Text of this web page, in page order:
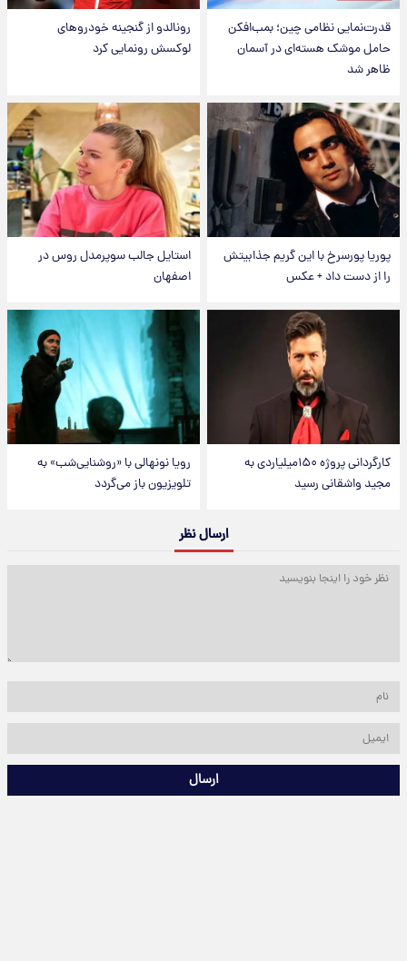
قدرت‌نمایی نظامی چین؛ بمب‌افکن
حامل موشک هسته‌ای در آسمان
ظاهر شد
رونالدو از گنجینه خودروهای
لوکسش رونمایی کرد
پوریا پورسرخ با این گریم جذابیتش
را از دست داد + عکس
استایل جالب سوپرمدل روس در
اصفهان
کارگردانی پروژه ۱۵۰میلیاردی به
مجید واشقانی رسید
رویا نونهالی با «روشنایی‌شب» به
تلویزیون باز می‌گردد
ارسال نظر
ارسال